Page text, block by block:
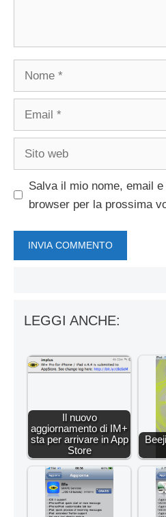
Nome
Email
Sito
Salva il mio nome, email
browser per la prossima
LEGGI ANCHE:
Il nuovo
aggiornamento di IM+
sta per arrivare in App
Store